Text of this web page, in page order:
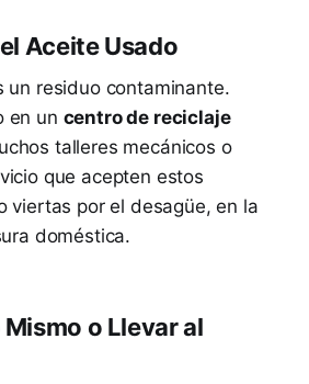
Aceite Usado
un residuo contaminante.
en un centro de reciclaje
talleres mecánicos o
que acepten estos
viertas por el desagüe, en la
doméstica.
o Llevar al